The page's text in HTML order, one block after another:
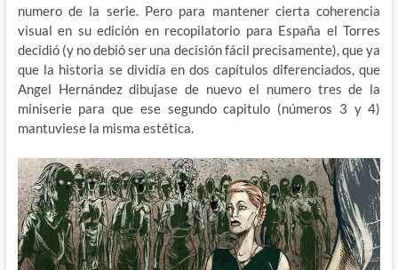
numero de la serie. Pero para mantener cierta coherencia
visual en su edición en recopilatorio para España el Torres
decidió (y no debió ser una decisión fácil precisamente), que ya
que la historia se dividía en dos capítulos diferenciados, que
Angel Hernández dibujase de nuevo el numero tres de la
miniserie para que ese segundo capitulo (números 3 y 4)
mantuviese la misma estética.